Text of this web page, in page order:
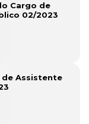
Cargo de
02/2023
de Assistente